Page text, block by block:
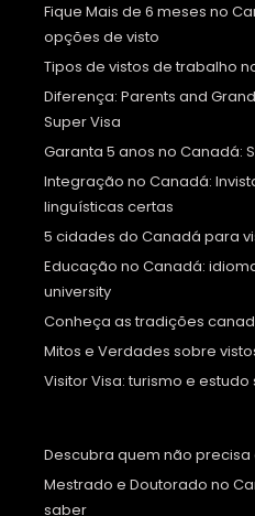
Fique Mais de 6 meses no
opções de visto
Tipos de vistos de trabalho
Diferença: Parents and
Super Visa
Garanta 5 anos no Canadá:
Integração no Canadá:
linguísticas certas
5 cidades do Canadá para
Educação no Canadá:
university
Conheça as tradições
Mitos e Verdades sobre
Visitor Visa: turismo e
Descubra quem não precisa
Mestrado e Doutorado no
saber